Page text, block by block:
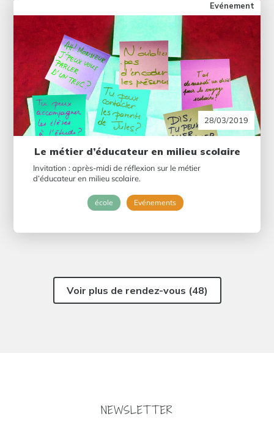
Evénement
28/03/2019
Le métier d’éducateur en milieu scolaire
Invitation : après-midi de réflexion sur le métier
d’éducateur en milieu scolaire.
école Evénements
Voir plus de rendez-vous (48)
NEWSLETTER